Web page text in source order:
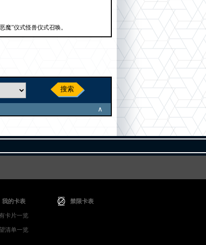
”仪式怪兽仪式召唤。
搜索
∧
我的卡表
卡片一览
清单一览
禁限卡表